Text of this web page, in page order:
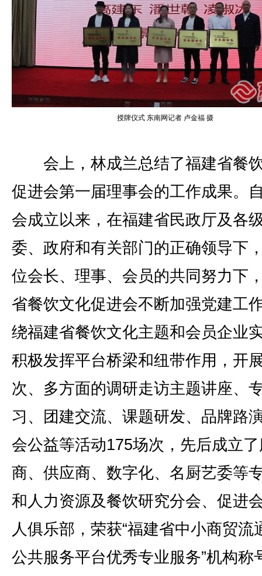
授牌仪式 东南网记者 卢金福 摄
会上，林成兰总结了福建省餐
促进会第一届理事会的工作成果。
会成立以来，在福建省民政厅及各
委、政府和有关部门的正确领导下
位会长、理事、会员的共同努力下
省餐饮文化促进会不断加强党建工
绕福建省餐饮文化主题和会员企业
积极发挥平台桥梁和纽带作用，开
次、多方面的调研走访主题讲座、
习、团建交流、课题研发、品牌路
会公益等活动175场次，先后成立
商、供应商、数字化、名厨艺委等
和人力资源及餐饮研究分会、促进
人俱乐部，荣获“福建省中小商贸流
公共服务平台优秀专业服务”机构称